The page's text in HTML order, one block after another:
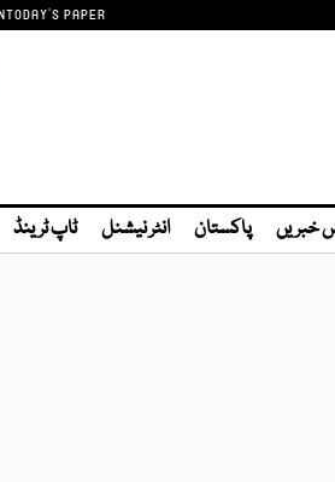
TODAY'S PAPER
خبریں پاکستان انٹر نیشنل ٹاپ ٹرینڈ